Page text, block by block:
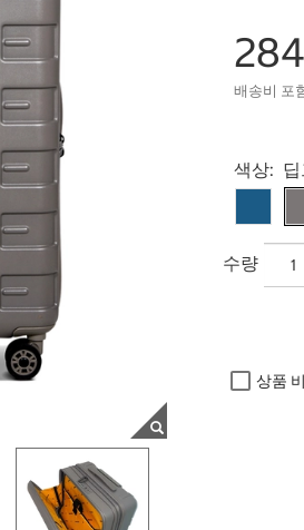
배송비 포
Select
색상:
수량
상품